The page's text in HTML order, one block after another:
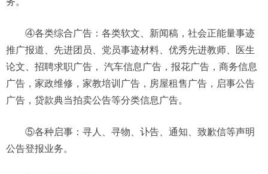
④各类综合广告：各类软文、新闻稿，社会正能量事迹
推广报道、先进团员、党员事迹材料、优秀先进教师、医生
论文、招聘求职广告， 汽车信息广告，报花广告，商务信息
广告，家政维修，家教培训广告，房屋租售广告，启事公告
广告，贷款典当拍卖公告等分类信息广告。
⑤各种启事：寻人、寻物、讣告、通知、致歉信等声明
公告登报业务。